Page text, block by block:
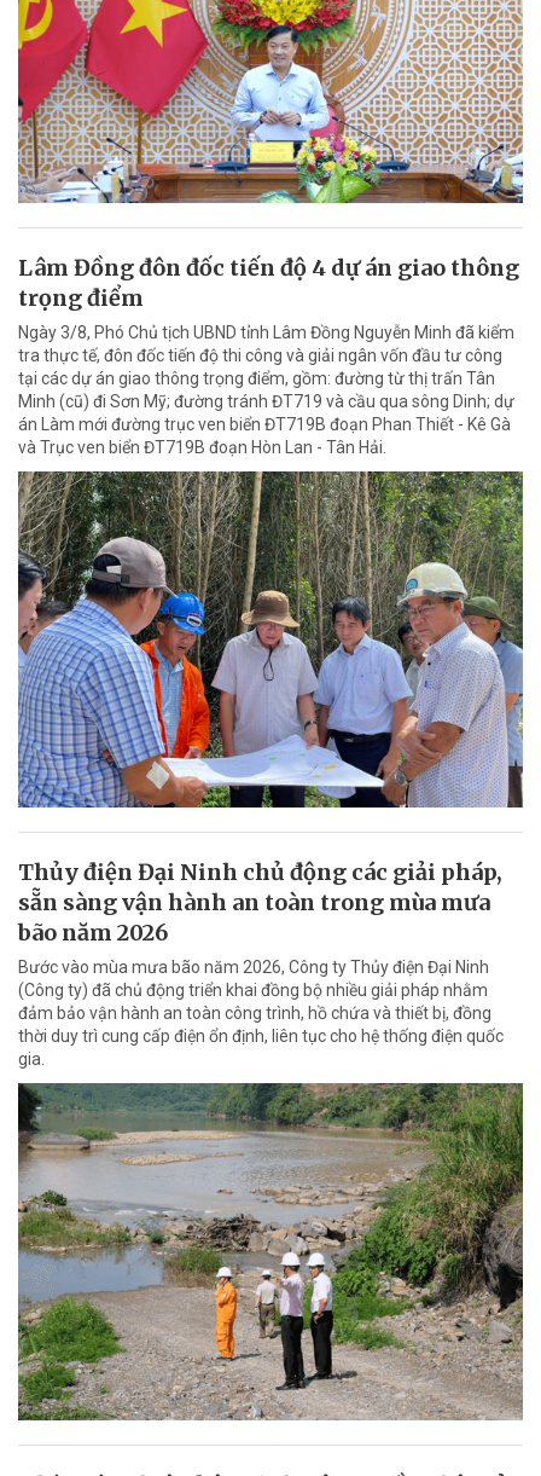
Lâm Đồng đôn đốc tiến độ 4 dự án giao thông
trọng điểm
Ngày 3/8, Phó Chủ tịch UBND tỉnh Lâm Đồng Nguyễn Minh đã kiểm
tra thực tế, đôn đốc tiến độ thi công và giải ngân vốn đầu tư công
tại các dự án giao thông trọng điểm, gồm: đường từ thị trấn Tân
Minh (cũ) đi Sơn Mỹ; đường tránh ĐT719 và cầu qua sông Dinh; dự
án Làm mới đường trục ven biển ĐT719B đoạn Phan Thiết - Kê Gà
và Trục ven biển ĐT719B đoạn Hòn Lan - Tân Hải.
Thủy điện Đại Ninh chủ động các giải pháp,
sẵn sàng vận hành an toàn trong mùa mưa
bão năm 2026
Bước vào mùa mưa bão năm 2026, Công ty Thủy điện Đại Ninh
(Công ty) đã chủ động triển khai đồng bộ nhiều giải pháp nhằm
đảm bảo vận hành an toàn công trình, hồ chứa và thiết bị, đồng
thời duy trì cung cấp điện ổn định, liên tục cho hệ thống điện quốc
gia.